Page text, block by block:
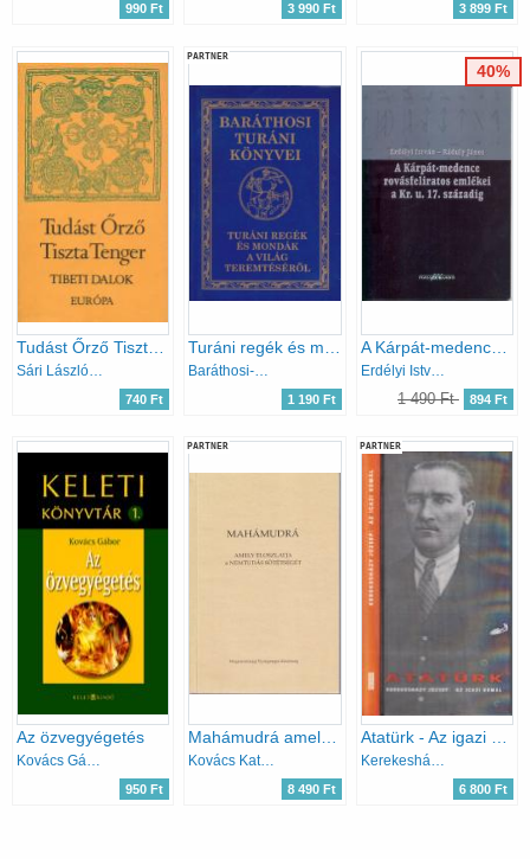
990 Ft 3 990 Ft 3 899 Ft
Sári László (szerk.)
740 Ft
PARTNER
Baráthosi-Balogh Benedek
1 190 Ft
A Kárpát-medence rovásfeliratos emlékei a Kr. u.17. századig
Erdélyi István; Ráduly János
1 490 Ft 894 Ft
40%
Az özvegyégetés
Kovács Gábor
950 Ft
PARTNER
Mahámudrá amely eloszlatja a nemtudás sötétségét
Kovács Katalin (ford.)
8 490 Ft
PARTNER
Atatürk - Az igazi Kemál:Egy köztársaság születése
Kerekesházy József
6 800 Ft